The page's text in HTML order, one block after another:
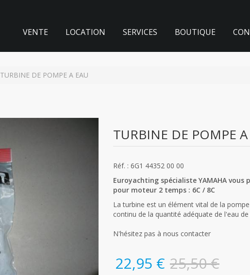
VENTE LOCATION SERVICES BOUTIQUE
TURBINE DE POMPE A EAU
TURBINE DE POMPE A
Réf. : 6G1 44352 00 00
Euroyachting spécialiste YAMAHA
pour moteur 2 temps : 6C / 8C
La turbine est un élément vital de la
continu de la quantité adéquate de l'eau
N'hésitez pas à nous contacter
22,95 € 25,50 €